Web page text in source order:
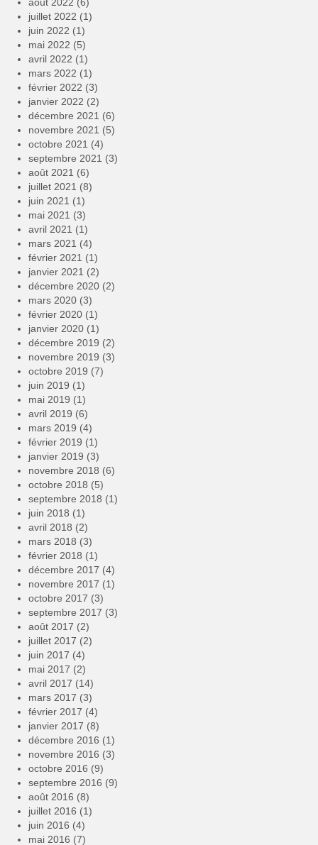
juillet 2022 (1)
juin 2022 (1)
mai 2022 (5)
avril 2022 (1)
mars 2022 (1)
février 2022 (3)
janvier 2022 (2)
décembre 2021 (6)
novembre 2021 (5)
octobre 2021 (4)
septembre 2021 (3)
août 2021 (6)
juillet 2021 (8)
juin 2021 (1)
mai 2021 (3)
avril 2021 (1)
mars 2021 (4)
février 2021 (1)
janvier 2021 (2)
décembre 2020 (2)
mars 2020 (3)
février 2020 (1)
janvier 2020 (1)
décembre 2019 (2)
novembre 2019 (3)
octobre 2019 (7)
juin 2019 (1)
mai 2019 (1)
avril 2019 (6)
mars 2019 (4)
février 2019 (1)
janvier 2019 (3)
novembre 2018 (6)
octobre 2018 (5)
septembre 2018 (1)
juin 2018 (1)
avril 2018 (2)
mars 2018 (3)
février 2018 (1)
décembre 2017 (4)
novembre 2017 (1)
octobre 2017 (3)
septembre 2017 (3)
août 2017 (2)
juillet 2017 (2)
juin 2017 (4)
mai 2017 (2)
avril 2017 (14)
mars 2017 (3)
février 2017 (4)
janvier 2017 (8)
décembre 2016 (1)
novembre 2016 (3)
octobre 2016 (9)
septembre 2016 (9)
août 2016 (8)
juillet 2016 (1)
juin 2016 (4)
mai 2016 (7)